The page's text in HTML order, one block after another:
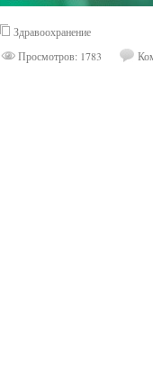
Здравоохранение
Просмотров: 1783